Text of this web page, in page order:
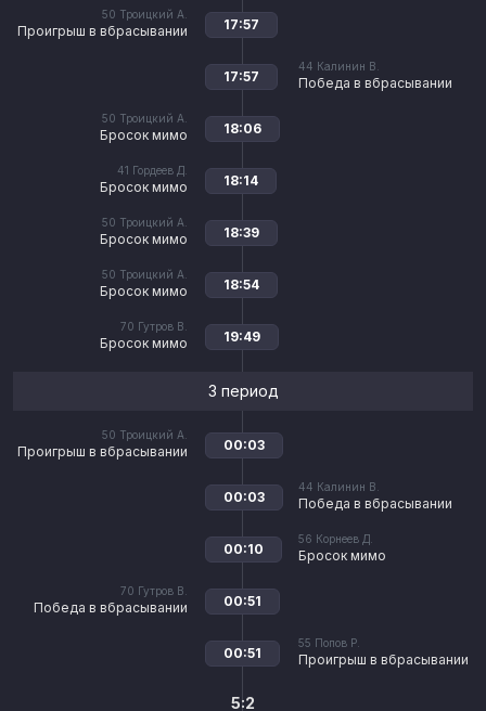
50 Троицкий А.
Проигрыш в вбрасывании 17:57
44 Калинин В.
Победа в вбрасывании
17:57
50 Троицкий А.
Бросок мимо 18:06
41 Гордеев Д.
Бросок мимо 18:14
50 Троицкий А.
Бросок мимо 18:39
50 Троицкий А.
Бросок мимо 18:54
70 Гутров В.
Бросок мимо 19:49
3 период
50 Троицкий А.
Проигрыш в вбрасывании 00:03
44 Калинин В.
Победа в вбрасывании
00:03
56 Корнеев Д.
Бросок мимо
00:10
70 Гутров В.
Победа в вбрасывании 00:51
55 Попов Р.
Проигрыш в вбрасывании
00:51
5:2